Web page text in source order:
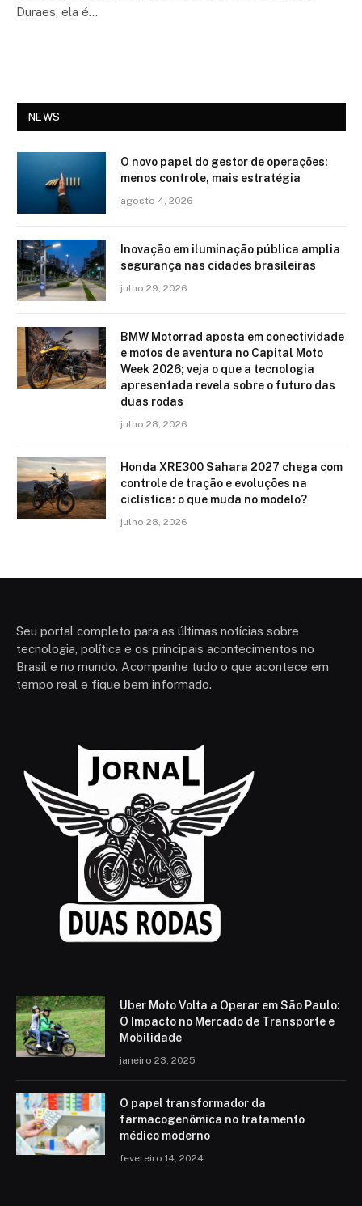
Duraes, ela é…
NEWS
O novo papel do gestor de operações:
menos controle, mais estratégia
agosto 4, 2026
Inovação em iluminação pública amplia
segurança nas cidades brasileiras
julho 29, 2026
BMW Motorrad aposta em conectividade
e motos de aventura no Capital Moto
Week 2026; veja o que a tecnologia
apresentada revela sobre o futuro das
duas rodas
julho 28, 2026
Honda XRE300 Sahara 2027 chega com
controle de tração e evoluções na
ciclística: o que muda no modelo?
julho 28, 2026
Seu portal completo para as últimas notícias sobre
tecnologia, política e os principais acontecimentos no
Brasil e no mundo. Acompanhe tudo o que acontece em
tempo real e fique bem informado.
Uber Moto Volta a Operar em São Paulo:
O Impacto no Mercado de Transporte e
Mobilidade
janeiro 23, 2025
O papel transformador da
farmacogenômica no tratamento
médico moderno
fevereiro 14, 2024